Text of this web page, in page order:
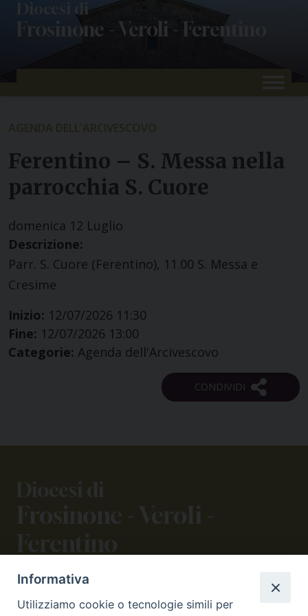
Diocesi di
Frosinone - Veroli - Ferentino
AGENDA DELL'ARCIVESCOVO
Ferentino – S. Messa nella
parrocchia S. Cuore
domenica 12 Luglio
Descrizione:
Parr. S. Cuore (Ferentino), 11.00 S. Messa e
Cresime
Inizio: 12/07/2026 11:30
Fine: 12/07/2026 13:00
Categorie: Agenda dell'Arcivescovo
Diocesi di
Frosinone - Veroli -
Ferentino
CONTATTI
Informativa
Utilizziamo cookie o tecnologie simili per